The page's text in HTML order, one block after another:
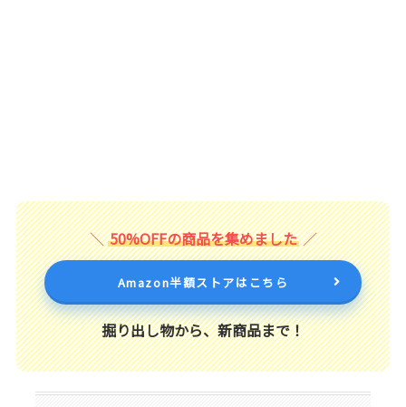
50%OFFの商品を集めました
Amazon半額ストアはこちら
掘り出し物から、新商品まで！